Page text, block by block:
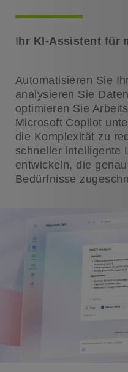
I hr KI-Assistent für
Automatisieren Sie
analysieren Sie
optimieren Sie
Microsoft Copilot
die Komplexität zu
schneller intelligente
entwickeln, die
Bedürfnisse